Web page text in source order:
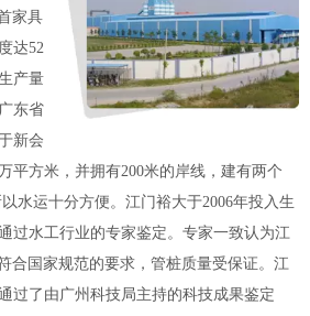
家具
达52
产量
东省
新会
平方米，并拥有200米的岸线，建有两个
水运十分方便。江门裕大于2006年投入生
过水工行业的专家鉴定。专家一致认为江
合国家规范的要求，管桩质量受保证。江
过了由广州科技局主持的科技成果鉴定